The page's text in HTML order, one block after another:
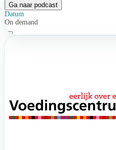
Ga naar podcast
Datum
On demand